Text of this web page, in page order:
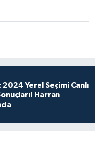
2024 Yerel Seçimi Canlı
Harran